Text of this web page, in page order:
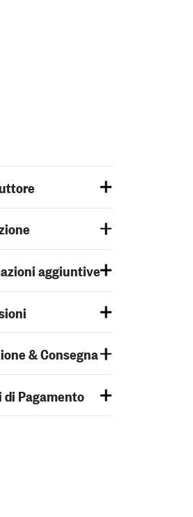
aggiuntive
& Consegna
di Pagamento